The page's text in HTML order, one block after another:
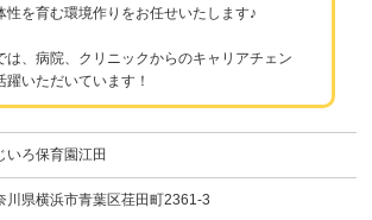
性を育む環境作りをお任せいたします♪
は、病院、クリニックからのキャリアチェン
躍いただいています！
いろ保育園江田
川県横浜市青葉区荏田町2361-3